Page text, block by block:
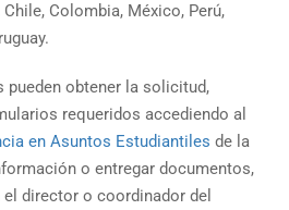
Colombia, México, Perú,
pueden obtener la solicitud,
requeridos accediendo al
en Asuntos Estudiantiles de la
o entregar documentos,
director o coordinador del